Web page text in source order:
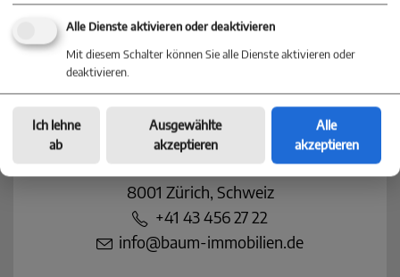
78628 Rottweil
+49 (0) 741 - 32075860
info@baum-immobilien.de
Baum Immobilien
Zürich
Bahnhofstrasse 10
8001 Zürich, Schweiz
+41 43 456 27 22
info@baum-immobilien.de
Alle Dienste aktivieren oder deaktivieren
Mit diesem Schalter können Sie alle Dienste aktivieren oder
deaktivieren.
Ich lehne
ab
Ausgewählte
akzeptieren
Alle
akzeptieren